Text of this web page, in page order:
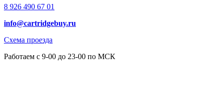
8 926 490 67 01
info@cartridgebuy.ru
Схема проезда
Работаем с 9-00 до 23-00 по МСК